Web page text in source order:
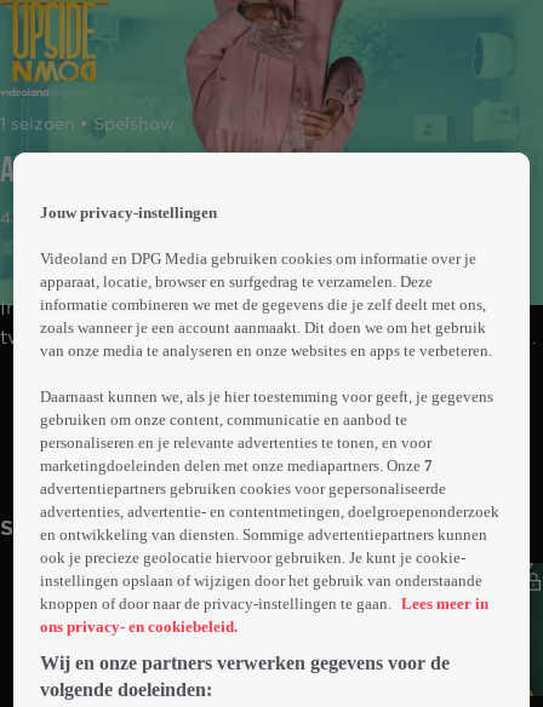
page
1 seizoen • Spelshow
Aflevering 1
43min
In deze spelshow gaan twee teams met een BN'er en
twee familieleden de strijd met elkaar aan in een studio
die letterlijk op zijn kop staat. De opdrachten worden
ondersteboven afgebeeld, gepresenteerd en uitgevoerd.
Een kop koffie inschenken is niet moeilijk, maar wat
gebeurt er als je dat ondersteboven moet doen?
Meer
info
Seizoen 1
Jouw privacy-instellingen
Videoland en DPG Media gebruiken cookies om informatie over je
apparaat, locatie, browser en surfgedrag te verzamelen. Deze
informatie combineren we met de gegevens die je zelf deelt met ons,
zoals wanneer je een account aanmaakt. Dit doen we om het gebruik
van onze media te analyseren en onze websites en apps te verbeteren.
Daarnaast kunnen we, als je hier toestemming voor geeft, je gegevens
gebruiken om onze content, communicatie en aanbod te
personaliseren en je relevante advertenties te tonen, en voor
marketingdoeleinden delen met onze mediapartners. Onze7
advertentiepartners gebruiken cookies voor gepersonaliseerde
advertenties, advertentie- en contentmetingen, doelgroepenonderzoek
en ontwikkeling van diensten. Sommige advertentiepartners kunnen
ook je precieze geolocatie hiervoor gebruiken. Je kunt je cookie-
instellingen opslaan of wijzigen door het gebruik van onderstaande
knoppen of door naar de privacy-instellingen te gaan.
Lees meer in
ons privacy- en cookiebeleid.
Wij en onze partners verwerken gegevens voor de
volgende doeleinden: